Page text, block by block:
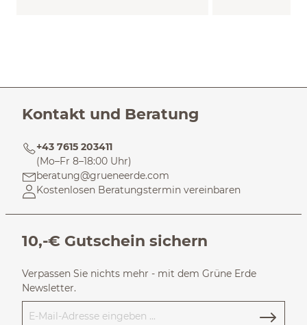
Kontakt und Beratung
+43 7615 203411
(Mo–Fr 8–18:00 Uhr)
beratung@grueneerde.com
Kostenlosen Beratungstermin vereinbaren
10,-€ Gutschein sichern
Verpassen Sie nichts mehr - mit dem Grüne Erde
Newsletter.